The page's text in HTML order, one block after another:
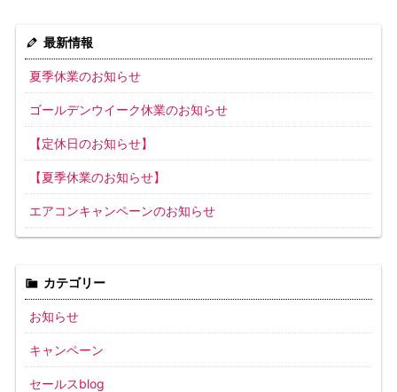
最新情報
夏季休業のお知らせ
ゴールデンウイーク休業のお知らせ
【定休日のお知らせ】
【夏季休業のお知らせ】
エアコンキャンペーンのお知らせ
カテゴリー
お知らせ
キャンペーン
セールスblog